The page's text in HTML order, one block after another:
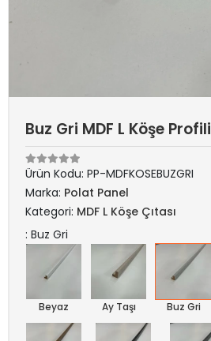
Buz Gri MDF L Köşe Profili
Ürün Kodu: PP-MDFKOSEBUZGRI
Marka: Polat Panel
Kategori: MDF L Köşe Çıtası
: Buz Gri
Beyaz Ay Taşı Buz Gri